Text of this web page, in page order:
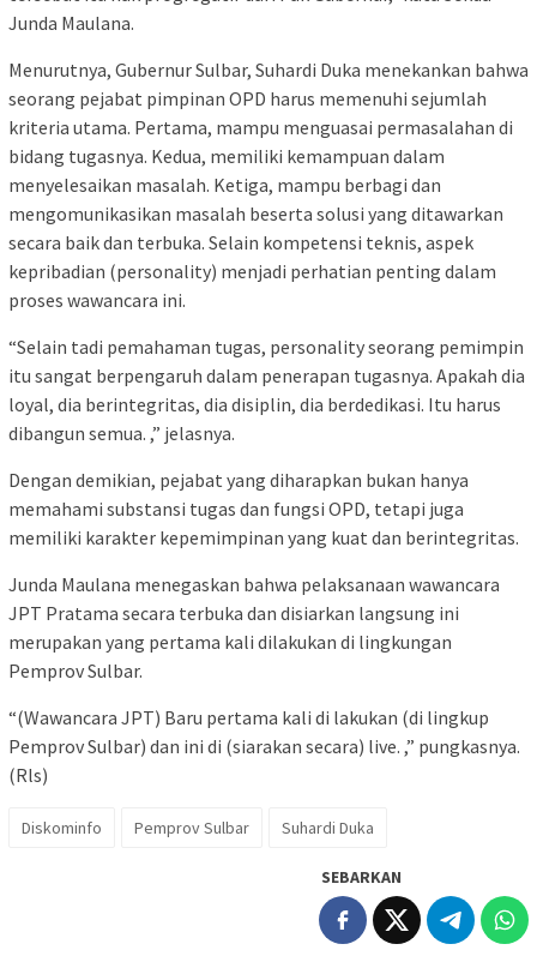
Junda Maulana.
Menurutnya, Gubernur Sulbar, Suhardi Duka menekankan bahwa
seorang pejabat pimpinan OPD harus memenuhi sejumlah
kriteria utama. Pertama, mampu menguasai permasalahan di
bidang tugasnya. Kedua, memiliki kemampuan dalam
menyelesaikan masalah. Ketiga, mampu berbagi dan
mengomunikasikan masalah beserta solusi yang ditawarkan
secara baik dan terbuka. Selain kompetensi teknis, aspek
kepribadian (personality) menjadi perhatian penting dalam
proses wawancara ini.
“Selain tadi pemahaman tugas, personality seorang pemimpin
itu sangat berpengaruh dalam penerapan tugasnya. Apakah dia
loyal, dia berintegritas, dia disiplin, dia berdedikasi. Itu harus
dibangun semua. ,” jelasnya.
Dengan demikian, pejabat yang diharapkan bukan hanya
memahami substansi tugas dan fungsi OPD, tetapi juga
memiliki karakter kepemimpinan yang kuat dan berintegritas.
Junda Maulana menegaskan bahwa pelaksanaan wawancara
JPT Pratama secara terbuka dan disiarkan langsung ini
merupakan yang pertama kali dilakukan di lingkungan
Pemprov Sulbar.
“(Wawancara JPT) Baru pertama kali di lakukan (di lingkup
Pemprov Sulbar) dan ini di (siarakan secara) live. ,” pungkasnya.
(Rls)
Diskominfo Pemprov Sulbar Suhardi Duka
SEBARKAN